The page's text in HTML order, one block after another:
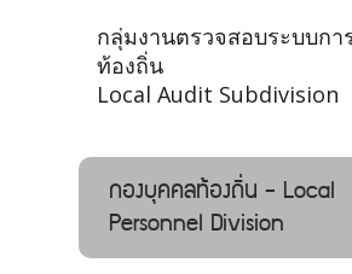
กลุ่มงานตรวจสอบระบบกา
ท้องถิ่น
Local Audit Subdivision
กองบุคคลท้องถิ่น - Local
Personnel Division